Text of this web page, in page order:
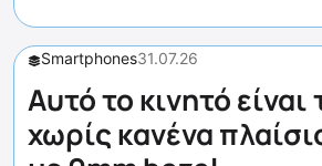
Smartphones31.07.26
Αυτό το κινητό
χωρίς κανένα